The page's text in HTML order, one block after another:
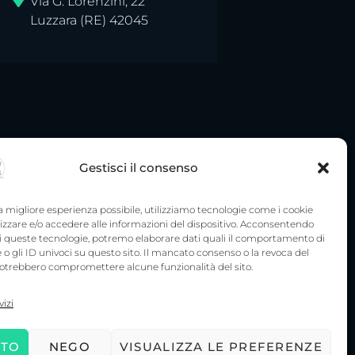
Gestisci il consenso
migliore esperienza possibile, utilizziamo tecnologie come i cookie
e/o accedere alle informazioni del dispositivo. Acconsentendo
queste tecnologie, potremo elaborare dati quali il comportamento di
o gli ID univoci su questo sito. Il mancato consenso o la revoca del
compromettere alcune funzionalità del sito.
NEGO VISUALIZZA LE PREFERENZE
Luzzara (RE) 42045
by